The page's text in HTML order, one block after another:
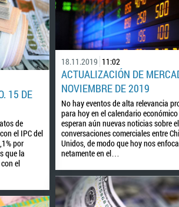
18.11.2019 11:02
ACTUALIZACIÓN DE
NOVIEMBRE DE 2019
No hay eventos de alta relevancia
para hoy en el calendario
esperan aún nuevas noticias sobre
conversaciones comerciales entre
Unidos, de modo que hoy nos
netamente en el…
15 DE
de
el IPC del
por
que la
el